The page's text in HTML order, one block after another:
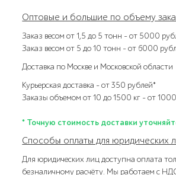
Оптовые и большие по объему
Заказ весом от 1,5 до 5 тонн – от 5000
Заказ весом от 5 до 10 тонн – от 6000
Доставка по Москве и Московской области
Курьерская доставка – от 350 рублей*
Заказы объемом от 10 до 1500 кг – от
* Точную стоимость доставки
Способы оплаты для юридических
Для юридических лиц доступна оплата
безналичному расчёту. Мы работаем с